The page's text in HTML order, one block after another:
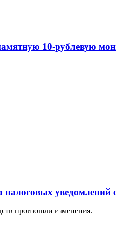
10-рублевую
налоговых
произошли изменения.